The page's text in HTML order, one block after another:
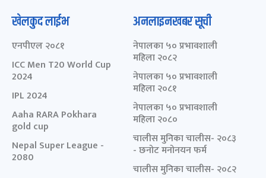
खेलकुद लाईभ
एनपीएल २०८१
ICC Men T20 World Cup
2024
IPL 2024
Aaha RARA Pokhara
gold cup
Nepal Super League -
2080
अनलाइनखबर सूची
नेपालका ५० प्रभावशाली
महिला २०८२
नेपालका ५० प्रभावशाली
महिला २०८१
नेपालका ५० प्रभावशाली
महिला २०८०
चालीस मुनिका चालीस- २०८३
- छनोट मनोनयन फर्म
चालीस मुनिका चालीस- २०८२